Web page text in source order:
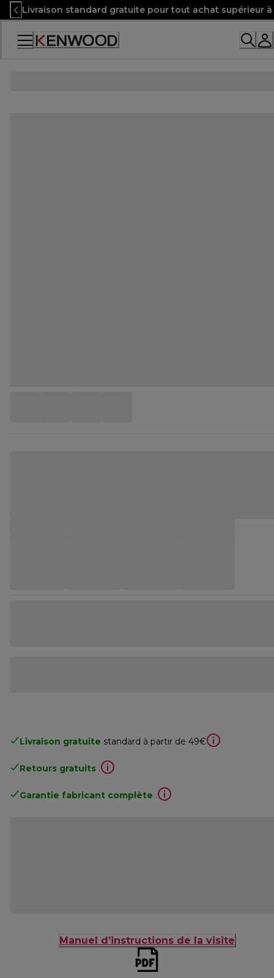
Skip
to
Content
Livraison standard gratuite pour tout achat supérieur
Accessibility
Livraison gratuite standard à partir de 49€
Retours gratuits .
Garantie fabricant complète .
Manuel d’instructions de la visite